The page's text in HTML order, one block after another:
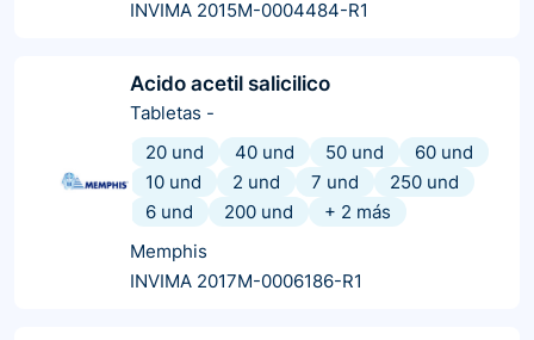
INVIMA 2015M-0004484-R1
Acido acetil salicilico
Tabletas -
20 und
40 und 50 und
60 und
10 und
2 und 7 und
250 und
6 und
200 und + 2 más
Memphis
INVIMA 2017M-0006186-R1